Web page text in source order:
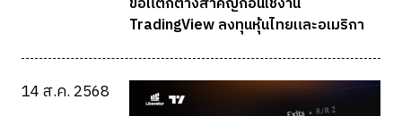
TradingView ลงทุนหุ้นไทยและอเมริกา
14 ส.ค. 2568